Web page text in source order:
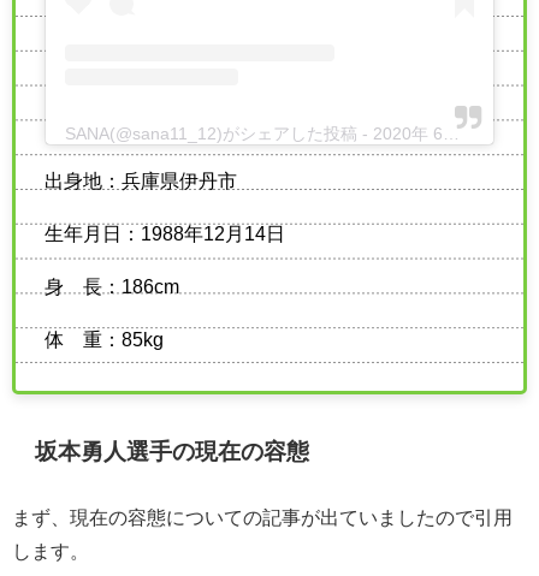
SANA(@sana11_12)がシェアした投稿 - 2020年 6月月3日午前3時49分PDT
出身地：兵庫県伊丹市
生年月日：1988年12月14日
身 長：186cm
体 重：85kg
坂本勇人選手の現在の容態
まず、現在の容態についての記事が出ていましたので引用
します。